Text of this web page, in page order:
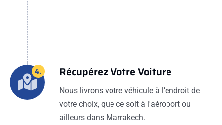
4. Récupérez Votre Voiture
Nous livrons votre véhicule à l’endroit de
votre choix, que ce soit à l'aéroport ou
ailleurs dans Marrakech.